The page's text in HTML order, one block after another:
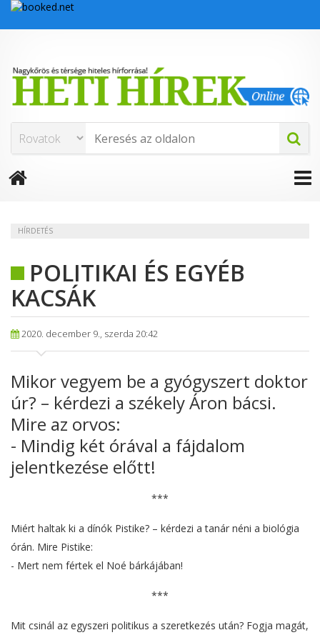
HÍRDETÉS
POLITIKAI ÉS EGYÉB
KACSÁK
2020. december 9., szerda 20:42
Mikor vegyem be a gyógyszert doktor
úr? – kérdezi a székely Áron bácsi.
Mire az orvos:
- Mindig két órával a fájdalom
jelentkezése előtt!
***
Miért haltak ki a dínók Pistike? – kérdezi a tanár néni a biológia
órán. Mire Pistike:
- Mert nem fértek el Noé bárkájában!
***
Mit csinál az egyszeri politikus a szeretkezés után? Fogja magát,